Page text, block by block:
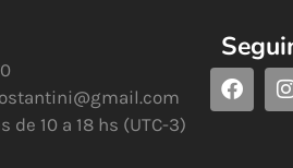
de 10 a 18 hs (UTC-3)